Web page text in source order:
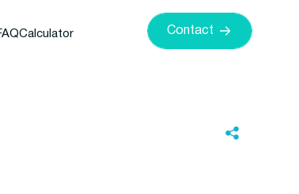
Calculator Contact